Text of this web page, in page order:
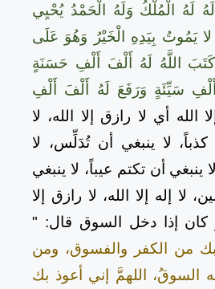
لَهُ الْمُلْكُ وَلَهُ الْحَمْدُ يُحْيِي
يَمُوتُ بِيَدِهِ الْخَيْرُ وَهُوَ عَلَى
اللَّهُ لَهُ أَلْفَ أَلْفِ حَسَنَةٍ
سَيِّئَةٍ وَرَفَعَ لَهُ أَلْفَ أَلْفِ
الله أي لا رازق إلا الله، لا
لا ينبغي أن تُدَلِّس، لا
أن تكتم عيباً، لا ينبغي
لا إله إلا الله، لا رازق إلا
كان إذا دخل السوق قال: "
بك من الكفر والفسوق، ومن
اللهمَّ إني أعوذ بك